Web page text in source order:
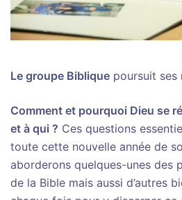
Le groupe Biblique poursuit ses
Comment et pourquoi Dieu se
et à qui ? Ces questions
toute cette nouvelle année de
aborderons quelques-unes des
de la Bible mais aussi d’autres